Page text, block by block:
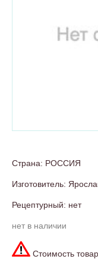
Страна: РОССИЯ
Изготовитель:
Рецептурный: нет
нет в наличии
Стоимость